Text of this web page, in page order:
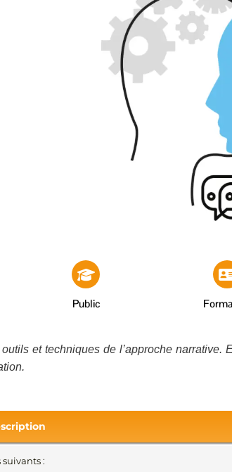
Public
et techniques de l’approche narrative.
: